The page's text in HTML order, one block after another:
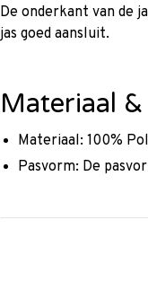
De onderkant van de
jas goed aansluit.
Materiaal
Materiaal: 100%
Pasvorm: De